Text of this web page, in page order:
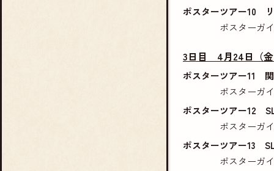
ポスターツアー10
ポスターガ
3日目 4月24日（
ポスターツアー11
ポスターガ
ポスターツアー12
ポスターガ
ポスターツアー13
ポスターガ